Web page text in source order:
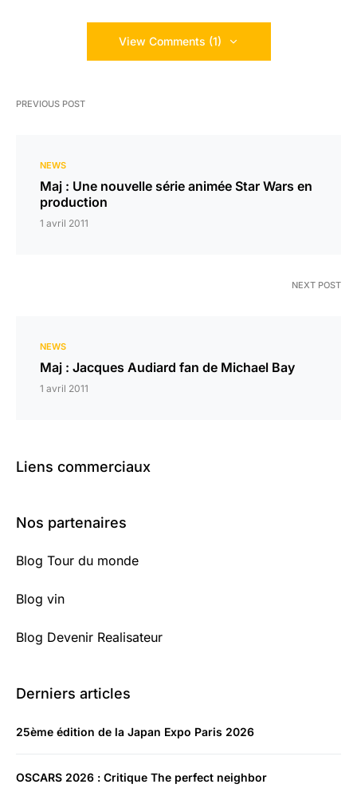
View Comments (1)
PREVIOUS POST
NEWS
Maj : Une nouvelle série animée Star Wars en
production
1 avril 2011
NEXT POST
NEWS
Maj : Jacques Audiard fan de Michael Bay
1 avril 2011
Liens commerciaux
Nos partenaires
Blog Tour du monde
Blog vin
Blog Devenir Realisateur
Derniers articles
25ème édition de la Japan Expo Paris 2026
OSCARS 2026 : Critique The perfect neighbor